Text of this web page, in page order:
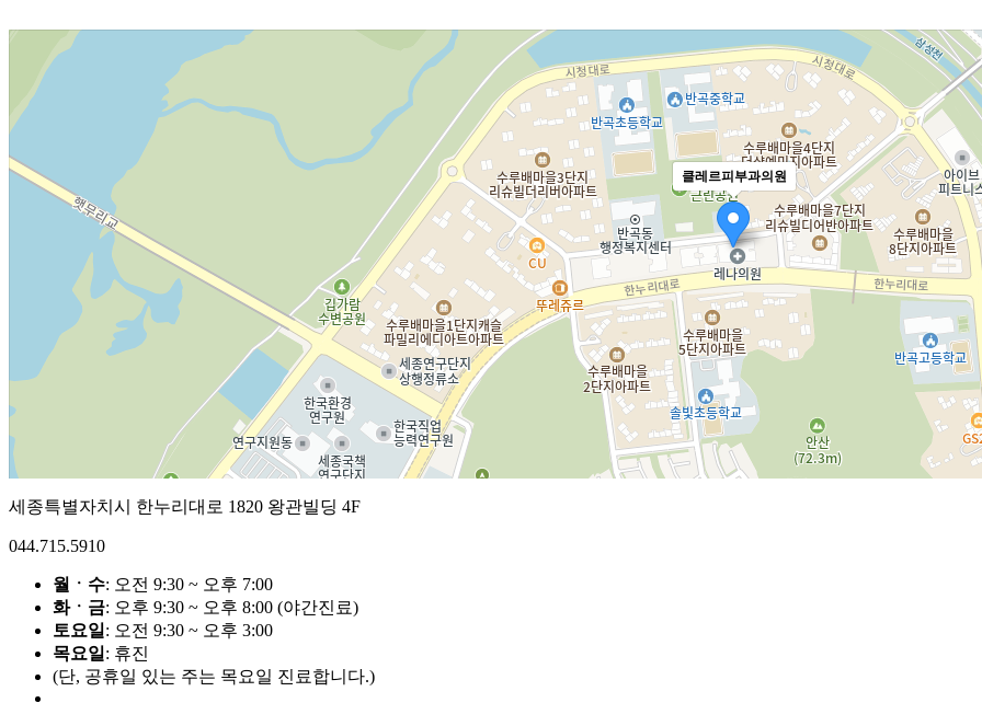
클레르피부과의원
세종특별자치시 한누리대로 1820 왕관빌딩 4F
044.715.5910
월ㆍ수: 오전 9:30 ~ 오후 7:00
화ㆍ금: 오후 9:30 ~ 오후 8:00 (야간진료)
토요일: 오전 9:30 ~ 오후 3:00
목요일: 휴진
(단, 공휴일 있는 주는 목요일 진료합니다.)